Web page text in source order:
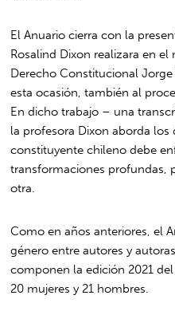
El Anuario cierra con la
Rosalind Dixon realizara en
Derecho Constitucional
esta ocasión, también al
En dicho trabajo – una
la profesora Dixon aborda los
constituyente chileno debe
transformaciones profundas,
otra.
Como en años anteriores, el
género entre autores y
componen la edición 2021
20 mujeres y 21 hombres.